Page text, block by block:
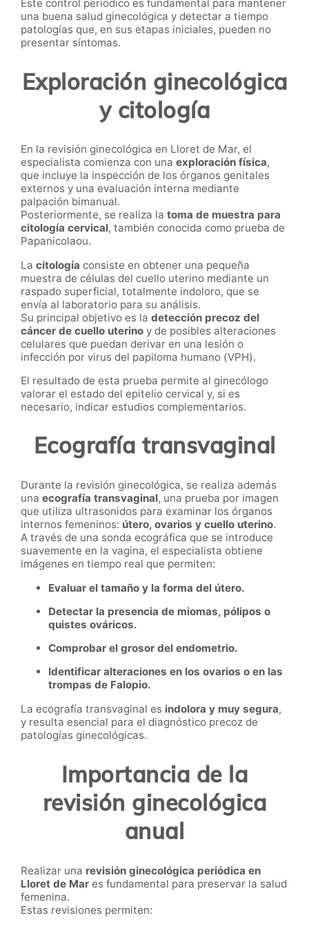
Este control periódico es fundamental para mantener
una buena salud ginecológica y detectar a tiempo
patologías que, en sus etapas iniciales, pueden no
presentar síntomas.
Exploración ginecológica
y citología
En la revisión ginecológica en Lloret de Mar, el
especialista comienza con una exploración física,
que incluye la inspección de los órganos genitales
externos y una evaluación interna mediante
palpación bimanual.
Posteriormente, se realiza la toma de muestra para
citología cervical, también conocida como prueba de
Papanicolaou.
La citología consiste en obtener una pequeña
muestra de células del cuello uterino mediante un
raspado superficial, totalmente indoloro, que se
envía al laboratorio para su análisis.
Su principal objetivo es la detección precoz del
cáncer de cuello uterino y de posibles alteraciones
celulares que puedan derivar en una lesión o
infección por virus del papiloma humano (VPH).
El resultado de esta prueba permite al ginecólogo
valorar el estado del epitelio cervical y, si es
necesario, indicar estudios complementarios.
Ecografía transvaginal
Durante la revisión ginecológica, se realiza además
una ecografía transvaginal, una prueba por imagen
que utiliza ultrasonidos para examinar los órganos
internos femeninos: útero, ovarios y cuello uterino.
A través de una sonda ecográfica que se introduce
suavemente en la vagina, el especialista obtiene
imágenes en tiempo real que permiten:
Evaluar el tamaño y la forma del útero.
Detectar la presencia de miomas, pólipos o
quistes ováricos.
Comprobar el grosor del endometrio.
Identificar alteraciones en los ovarios o en las
trompas de Falopio.
La ecografía transvaginal es indolora y muy segura,
y resulta esencial para el diagnóstico precoz de
patologías ginecológicas.
Importancia de la
revisión ginecológica
anual
Realizar una revisión ginecológica periódica en
Lloret de Mar es fundamental para preservar la salud
femenina.
Estas revisiones permiten: